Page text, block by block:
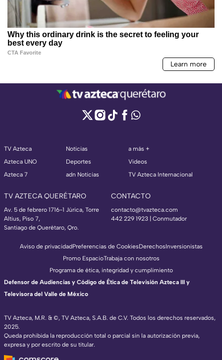
TV Azteca
Azteca UNO
Azteca 7
Noticias
Deportes
adn Noticias
a más +
Videos
TV Azteca Internacional
TV AZTECA QUERÉTARO
Av. 5 de febrero 1716-1 Júrica, Torre
Altius, Piso 7,
Santiago de Querétaro, Qro.
CONTACTO
contacto@tvazteca.com
442 229 1923 | Conmutador
TV Azteca, M.R. & ©, TV Azteca, S.A.B. de C.V. Todos los derechos reservados,
2025.
Queda prohibida la reproducción total o parcial sin la autorización previa,
expresa y por escrito de su titular.
Aviso de privacidadPreferencias de CookiesDerechosInversionistas
Promo EspacioTrabaja con nosotros
Programa de ética, integridad y cumplimiento
Defensor de Audiencias y Código de Ética de Televisión Azteca III y
Televisora del Valle de México